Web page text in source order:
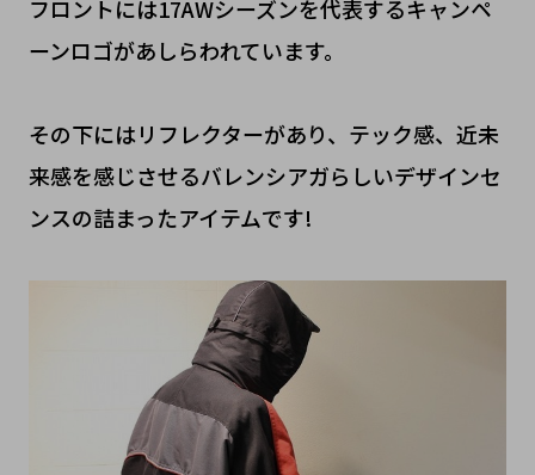
フロントには17AWシーズンを代表するキャンペ
ーンロゴがあしらわれています。
その下にはリフレクターがあり、テック感、近未
来感を感じさせるバレンシアガらしいデザインセ
ンスの詰まったアイテムです!